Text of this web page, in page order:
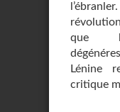
que
Lénine
critique